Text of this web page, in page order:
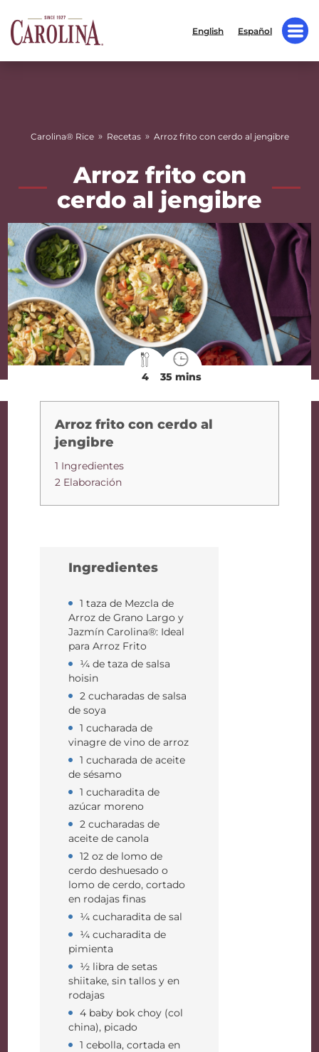
English Español
Carolina® Rice » Recetas » Arroz frito con cerdo al jengibre
Arroz frito con
cerdo al jengibre
4 35 mins
Arroz frito con cerdo al
jengibre
1 Ingredientes
2 Elaboración
Ingredientes
1 taza de Mezcla de
Arroz de Grano Largo y
Jazmín Carolina®: Ideal
para Arroz Frito
¼ de taza de salsa
hoisin
2 cucharadas de salsa
de soya
1 cucharada de
vinagre de vino de arroz
1 cucharada de aceite
de sésamo
1 cucharadita de
azúcar moreno
2 cucharadas de
aceite de canola
12 oz de lomo de
cerdo deshuesado o
lomo de cerdo, cortado
en rodajas finas
¼ cucharadita de sal
¼ cucharadita de
pimienta
½ libra de setas
shiitake, sin tallos y en
rodajas
4 baby bok choy (col
china), picado
1 cebolla, cortada en